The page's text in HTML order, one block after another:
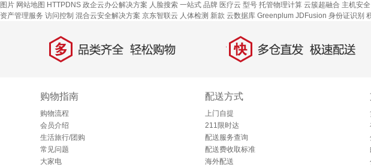
图片 网站地图 HTTPDNS 政企云办公解决方案 人脸搜索 一站式 品牌 医疗云 型号 托管物理计算 云簇超融合 主机安全
资产管理服务 访问控制 混合云安全解决方案 京东智联云 人体检测 新款 云数据库 Greenplum JDFusion 身份证识别
多 品类齐全，轻松购物 快 多仓直发，极速配送
购物指南
购物流程
会员介绍
生活旅行/团购
常见问题
大家电
配送方式
上门自提
211限时达
配送服务查询
配送费收取标准
海外配送